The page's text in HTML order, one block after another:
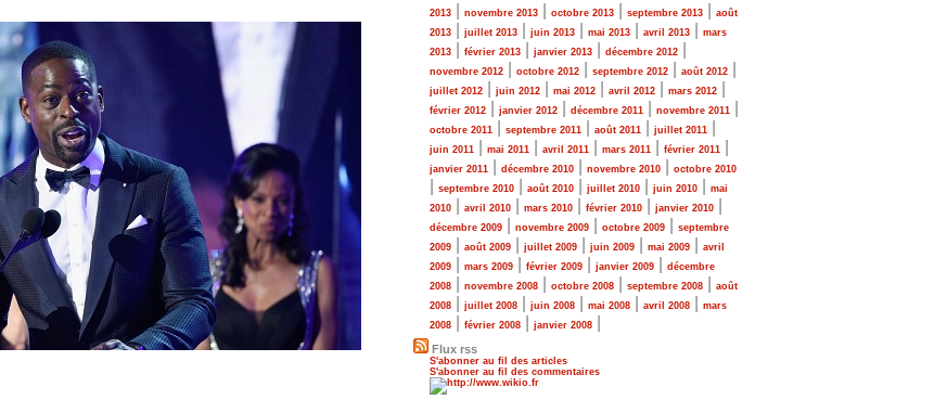
2013
novembre 2013 octobre 2013 septembre 2013
août
2013
juillet 2013 juin 2013 mai 2013 avril 2013
mars
2013
février 2013 janvier 2013 décembre 2012
novembre 2012 octobre 2012 septembre 2012 août 2012
juillet 2012 juin 2012 mai 2012 avril 2012 mars 2012
février 2012 janvier 2012 décembre 2011 novembre 2011
octobre 2011 septembre 2011 août 2011 juillet 2011
juin 2011 mai 2011 avril 2011 mars 2011 février 2011
janvier 2011 décembre 2010 novembre 2010 octobre 2010
septembre 2010 août 2010 juillet 2010 juin 2010
mai
2010
avril 2010 mars 2010 février 2010 janvier 2010
décembre 2009 novembre 2009 octobre 2009
septembre
2009
août 2009 juillet 2009 juin 2009 mai 2009
avril
2009
mars 2009 février 2009 janvier 2009
décembre
2008
novembre 2008 octobre 2008 septembre 2008
août
2008
juillet 2008 juin 2008 mai 2008 avril 2008
mars
2008
février 2008 janvier 2008
Flux rss
S'abonner au fil des articles
S'abonner au fil des commentaires